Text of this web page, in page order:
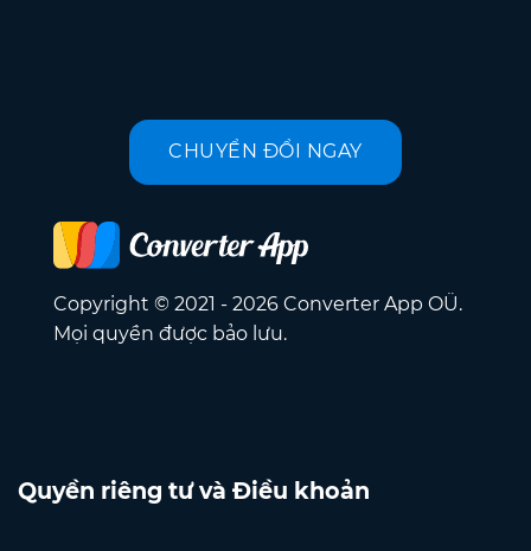
CHUYỂN ĐỔI NGAY
Copyright © 2021 - 2026 Converter App OÜ.
Mọi quyền được bảo lưu.
Quyền riêng tư và Điều khoản